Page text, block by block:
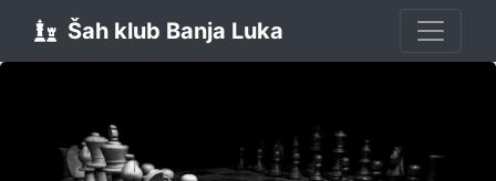
Šah klub Banja Luka